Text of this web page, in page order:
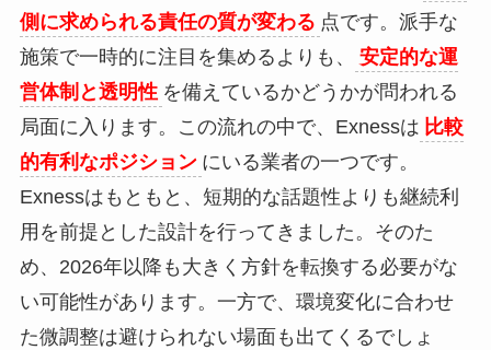
側に求められる責任の質が変わる 点です。派手な
施策で一時的に注目を集めるよりも、
安定的な運
営体制と透明性 を備えているかどうかが問われる
局面に入ります。この流れの中で、Exnessは 比較
的有利なポジション にいる業者の一つです。
Exnessはもともと、短期的な話題性よりも継続利
用を前提とした設計を行ってきました。そのた
め、2026年以降も大きく方針を転換する必要がな
い可能性があります。一方で、環境変化に合わせ
た微調整は避けられない場面も出てくるでしょ